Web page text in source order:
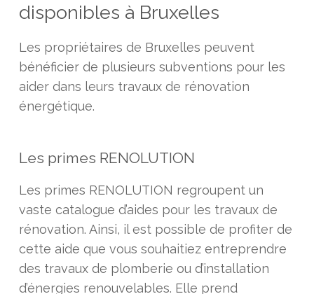
disponibles à Bruxelles
Les propriétaires de Bruxelles peuvent
bénéficier de plusieurs subventions pour les
aider dans leurs travaux de rénovation
énergétique.
Les primes RENOLUTION
Les primes RENOLUTION regroupent un
vaste catalogue d’aides pour les travaux de
rénovation. Ainsi, il est possible de profiter de
cette aide que vous souhaitiez entreprendre
des travaux de plomberie ou d’installation
d’énergies renouvelables. Elle prend